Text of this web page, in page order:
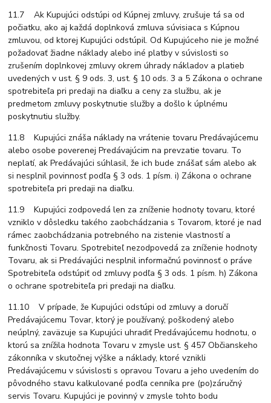
11.7 Ak Kupujúci odstúpi od Kúpnej zmluvy, zrušuje tá sa od
počiatku, ako aj každá doplnková zmluva súvisiaca s Kúpnou
zmluvou, od ktorej Kupujúci odstúpil. Od Kupujúceho nie je možné
požadovať žiadne náklady alebo iné platby v súvislosti so
zrušením doplnkovej zmluvy okrem úhrady nákladov a platieb
uvedených v ust. § 9 ods. 3, ust. § 10 ods. 3 a 5 Zákona o ochrane
spotrebiteľa pri predaji na diaľku a ceny za službu, ak je
predmetom zmluvy poskytnutie služby a došlo k úplnému
poskytnutiu služby.
11.8 Kupujúci znáša náklady na vrátenie tovaru Predávajúcemu
alebo osobe poverenej Predávajúcim na prevzatie tovaru. To
neplatí, ak Predávajúci súhlasil, že ich bude znášať sám alebo ak
si nesplnil povinnosť podľa § 3 ods. 1 písm. i) Zákona o ochrane
spotrebiteľa pri predaji na diaľku.
11.9 Kupujúci zodpovedá len za zníženie hodnoty tovaru, ktoré
vzniklo v dôsledku takého zaobchádzania s Tovarom, ktoré je nad
rámec zaobchádzania potrebného na zistenie vlastností a
funkčnosti Tovaru. Spotrebiteľ nezodpovedá za zníženie hodnoty
Tovaru, ak si Predávajúci nesplnil informačnú povinnosť o práve
Spotrebiteľa odstúpiť od zmluvy podľa § 3 ods. 1 písm. h) Zákona
o ochrane spotrebiteľa pri predaji na diaľku.
11.10 V prípade, že Kupujúci odstúpi od zmluvy a doručí
Predávajúcemu Tovar, ktorý je používaný, poškodený alebo
neúplný, zaväzuje sa Kupujúci uhradiť Predávajúcemu hodnotu, o
ktorú sa znížila hodnota Tovaru v zmysle ust. § 457 Občianskeho
zákonníka v skutočnej výške a náklady, ktoré vznikli
Predávajúcemu v súvislosti s opravou Tovaru a jeho uvedením do
pôvodného stavu kalkulované podľa cenníka pre (po)záručný
servis Tovaru. Kupujúci je povinný v zmysle tohto bodu